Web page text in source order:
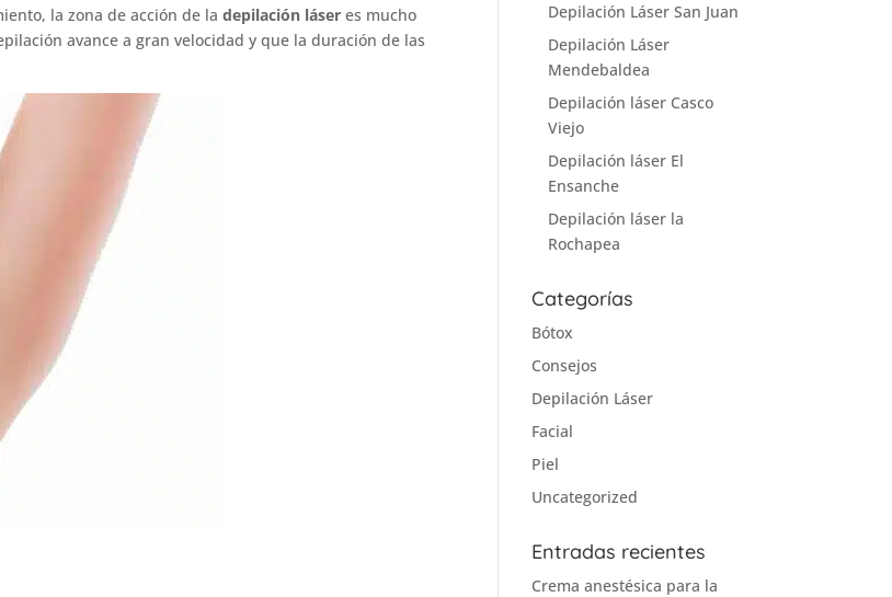
la zona de acción de ladepilación láser es mucho
avance a gran velocidad y que la duración de las
Depilación Láser San Juan
Depilación Láser
Mendebaldea
Depilación láser Casco
Viejo
Depilación láser El
Ensanche
Depilación láser la
Rochapea
Categorías
Bótox
Consejos
Depilación Láser
Facial
Piel
Uncategorized
Entradas recientes
Crema anestésica para la